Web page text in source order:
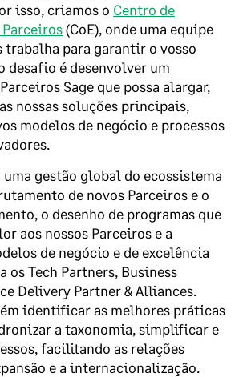
isso, criamos o Centro de
(CoE), onde uma equipe
para garantir o vosso
desafio é desenvolver um
Sage que possa alargar,
nossas soluções principais,
modelos de negócio e processos
gestão global do ecossistema
de novos Parceiros e o
o desenho de programas que
aos nossos Parceiros e a
de negócio e de excelência
os Tech Partners, Business
Delivery Partner & Alliances.
identificar as melhores práticas
a taxonomia, simplificar e
facilitando as relações
e a internacionalização.